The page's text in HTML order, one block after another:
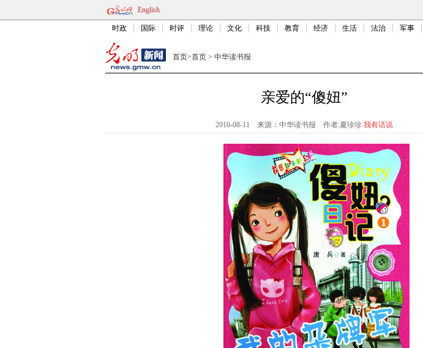
English
时政 国际 时评 理论 文化 科技 教育 经济 生活 法治 军事
首页>首页 > 中华读书报
亲爱的“傻妞”
2010-08-11 来源：中华读书报 作者:夏珍珍 我有话说